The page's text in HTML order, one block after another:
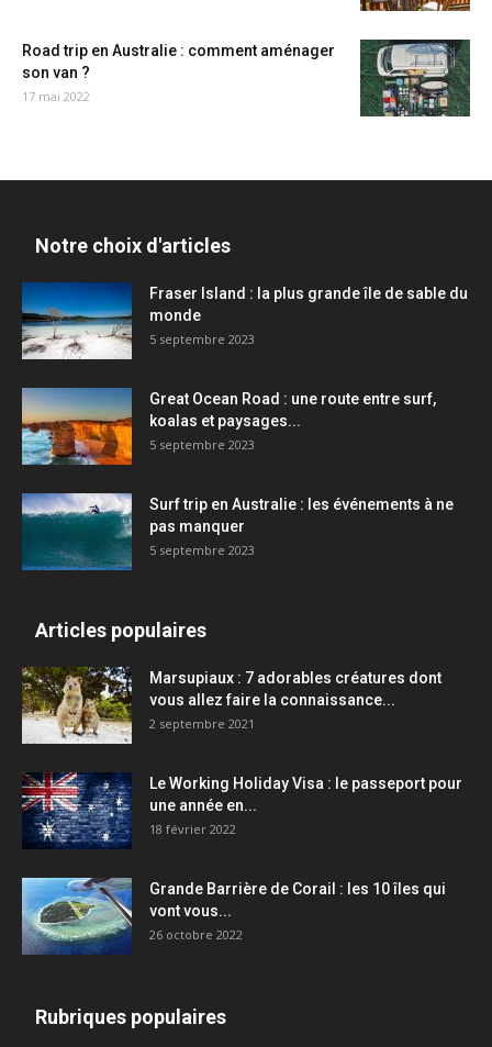
Road trip en Australie : comment aménager
son van ?
17 mai 2022
Notre choix d'articles
Fraser Island : la plus grande île de sable du
monde
5 septembre 2023
Great Ocean Road : une route entre surf,
koalas et paysages...
5 septembre 2023
Surf trip en Australie : les événements à ne
pas manquer
5 septembre 2023
Articles populaires
Marsupiaux : 7 adorables créatures dont
vous allez faire la connaissance...
2 septembre 2021
Le Working Holiday Visa : le passeport pour
une année en...
18 février 2022
Grande Barrière de Corail : les 10 îles qui
vont vous...
26 octobre 2022
Rubriques populaires